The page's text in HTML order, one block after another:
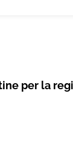
per la